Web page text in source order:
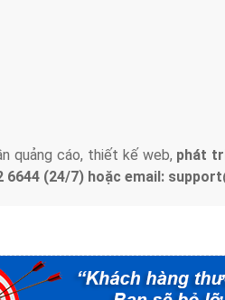
ty Việt Ads làm đối tác
đầu tư cho marketing online.
online uy tín hàng năm, luôn